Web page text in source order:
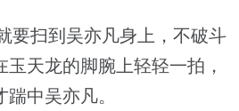
扫到吴亦凡身上，不破斗
天龙的脚腕上轻轻一拍，
中吴亦凡。